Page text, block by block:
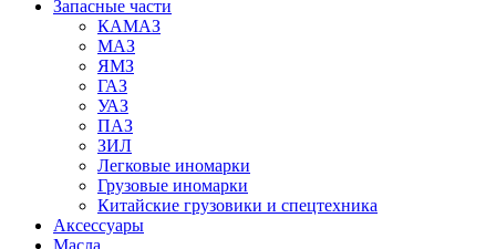
Запасные части
КАМАЗ
МАЗ
ЯМЗ
ГАЗ
УАЗ
ПАЗ
ЗИЛ
Легковые иномарки
Грузовые иномарки
Китайские грузовики и спецтехника
Аксессуары
Масла